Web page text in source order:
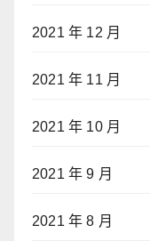
2021 年 12 月
2021 年 11 月
2021 年 10 月
2021 年 9 月
2021 年 8 月